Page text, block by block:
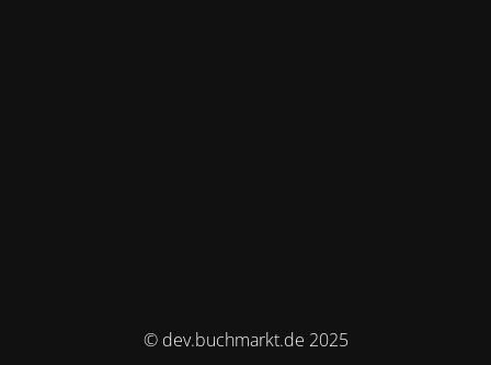
© dev.buchmarkt.de 2025